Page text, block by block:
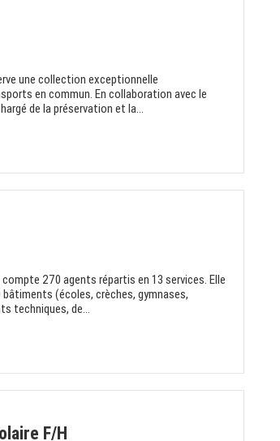
une collection exceptionnelle
en commun. En collaboration avec le
de la préservation et la...
270 agents répartis en 13 services. Elle
(écoles, crèches, gymnases,
techniques, de...
F/H